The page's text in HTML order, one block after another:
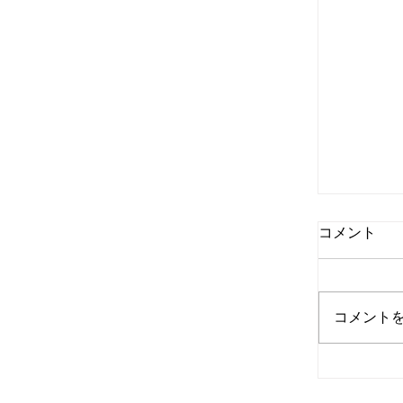
コメント
コメント